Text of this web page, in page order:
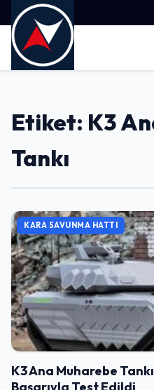
Etiket: K3
Tankı
KARA SAVUNMA HATTI
K3 Ana Muharebe
Giriş Yap
Kullanıcı Adı veya E-